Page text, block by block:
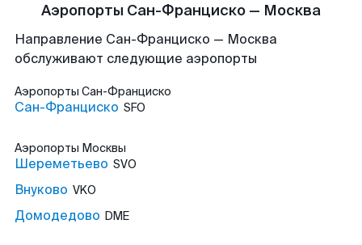
Аэропорты Сан-Франциско — Москва
Направление Сан-Франциско — Москва
обслуживают следующие аэропорты
Аэропорты Сан-Франциско
Сан-Франциско SFO
Аэропорты Москвы
Шереметьево SVO
Внуково VKO
Домодедово DME